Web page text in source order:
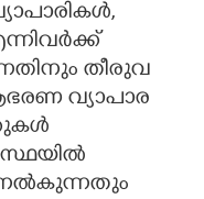
തീരുവ
വ്യാപാര